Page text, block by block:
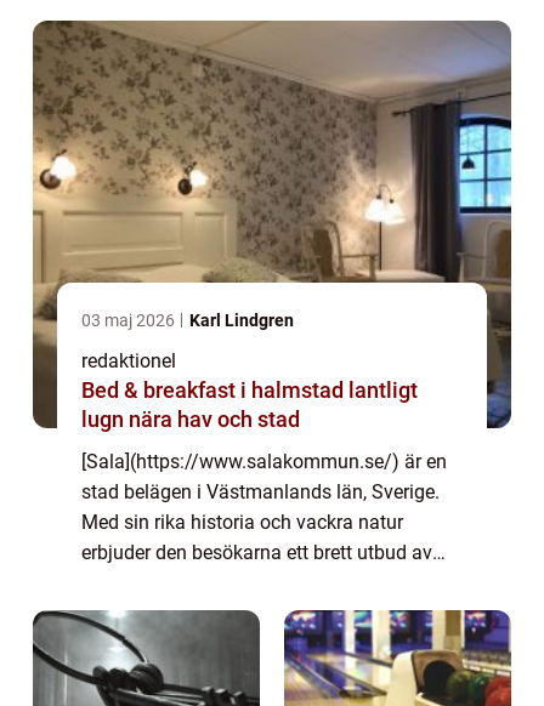
03 maj 2026 Karl Lindgren
redaktionel
Bed & breakfast i halmstad lantligt
lugn nära hav och stad
[Sala](https://www.salakommun.se/) är en
stad belägen i Västmanlands län, Sverige.
Med sin rika historia och vackra natur
erbjuder den besökarna ett brett utbud av
intresserad av kultur, äventyr, natur el...